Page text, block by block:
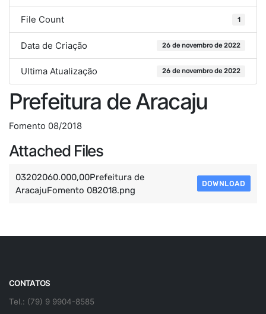
File Count 1
Data de Criação 26 de novembro de 2022
Ultima Atualização 26 de novembro de 2022
Prefeitura de Aracaju
Fomento 08/2018
Attached Files
03202060.000,00Prefeitura de
AracajuFomento 082018.png
DOWNLOAD
CONTATOS
Tel.: (79) 9 9904-8585